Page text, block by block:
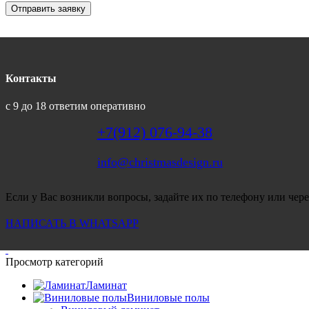
Отправить заявку
Контакты
с 9 до 18 ответим оперативно
+7(912) 076-94-38
info@christmasdesign.ru
Если у Вас возникли вопросы, задайте их по телефону или
НАПИСАТЬ В WHATSAPP
Просмотр категорий
Ламинат
Виниловые полы